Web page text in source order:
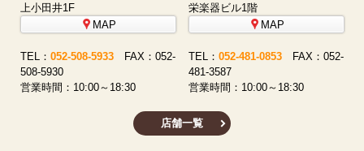
上小田井1F
MAP
TEL： 052-508-5933 FAX：052-
508-5930
営業時間：10:00～18:30
栄楽器ビル1階
MAP
TEL： 052-481-0853 FAX：052-
481-3587
営業時間：10:00～18:30
店舗一覧